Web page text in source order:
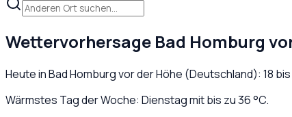
Wettervorhersage Bad Homburg
Heute inBad Homburg vor der Höhe (Deutschland): 18 bis
Wärmstes Tag der Woche: Dienstag mit bis zu 36 °C.